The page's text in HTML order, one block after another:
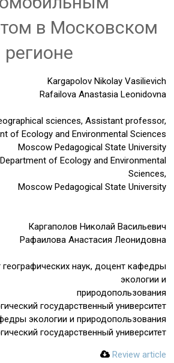
в Московском
регионе
Kargapolov Nikolay Vasilievich
Rafailova Anastasia Leonidovna
sciences, Assistant professor,
of Ecology and Environmental Sciences
Moscow Pedagogical State University
of Ecology and Environmental
Sciences,
Moscow Pedagogical State University
Каргаполов Николай Васильевич
Рафаилова Анастасия Леонидовна
наук, доцент кафедры
экологии и
природопользования
государственный университет
экологии и природопользования
государственный университет
Review article